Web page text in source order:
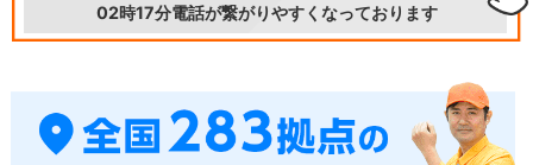
02時17分電話が繋がりやすくなっております